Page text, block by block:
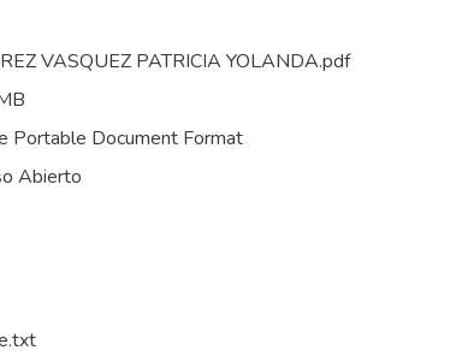
VASQUEZ PATRICIA YOLANDA.pdf
Portable Document Format
Abierto